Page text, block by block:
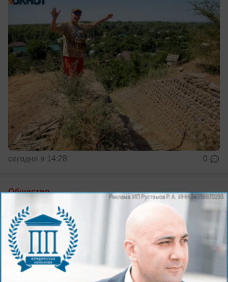
сегодня в 14:28 0
Общество
В Волжском стартовал сбор одежды для
детей из неблагополучных семей и Дома
милосердия
Принимаются б/у